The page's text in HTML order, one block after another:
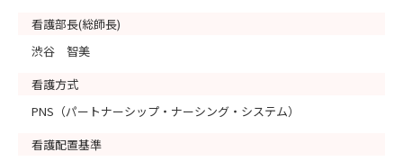
看護部長(総師長)
渋谷 智美
看護方式
PNS（パートナーシップ・ナーシング・システム）
看護配置基準